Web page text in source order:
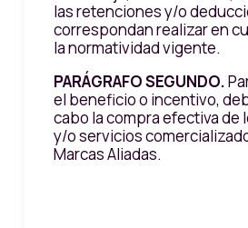
las retenciones y/o
correspondan realizar en
la normatividad vigente.
PARÁGRAFO SEGUNDO.
el beneficio o incentivo,
cabo la compra efectiva de
y/o servicios
Marcas Aliadas.